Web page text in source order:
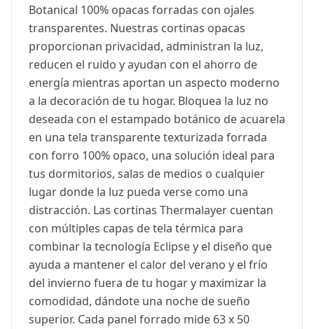
Botanical 100% opacas forradas con ojales
transparentes. Nuestras cortinas opacas
proporcionan privacidad, administran la luz,
reducen el ruido y ayudan con el ahorro de
energía mientras aportan un aspecto moderno
a la decoración de tu hogar. Bloquea la luz no
deseada con el estampado botánico de acuarela
en una tela transparente texturizada forrada
con forro 100% opaco, una solución ideal para
tus dormitorios, salas de medios o cualquier
lugar donde la luz pueda verse como una
distracción. Las cortinas Thermalayer cuentan
con múltiples capas de tela térmica para
combinar la tecnología Eclipse y el diseño que
ayuda a mantener el calor del verano y el frío
del invierno fuera de tu hogar y maximizar la
comodidad, dándote una noche de sueño
superior. Cada panel forrado mide 63 x 50